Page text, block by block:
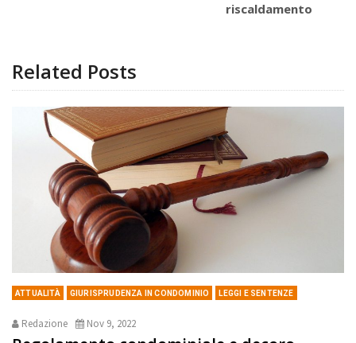
riscaldamento
Related Posts
ATTUALITÀ GIURISPRUDENZA IN CONDOMINIO LEGGI E SENTENZE
Redazione Nov 9, 2022